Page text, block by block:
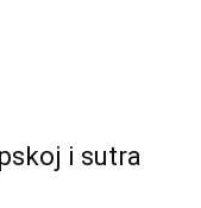
i sutra